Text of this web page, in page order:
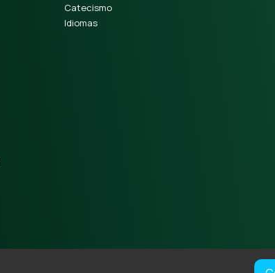
Catecismo
Idiomas